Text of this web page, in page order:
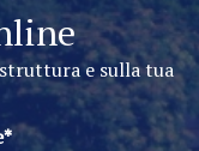
e sulla tua